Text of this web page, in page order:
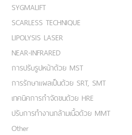
SYGMALIFT
SCARLESS TECHNIQUE
LIPOLYSIS LASER
NEAR-INFRARED
การปรับรูปหน้าด้วย MST
การรักษาแผลเป็นด้วย SRT, SMT
เทคนิคการกำจัดขนด้วย HRE
ปรับการทำงานกล้ามเนื้อด้วย MMT
Other